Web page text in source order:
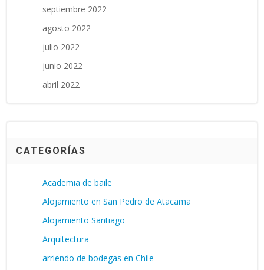
septiembre 2022
agosto 2022
julio 2022
junio 2022
abril 2022
CATEGORÍAS
Academia de baile
Alojamiento en San Pedro de Atacama
Alojamiento Santiago
Arquitectura
arriendo de bodegas en Chile